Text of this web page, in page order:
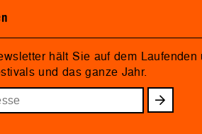
hält Sie auf dem Laufenden
und das ganze Jahr.